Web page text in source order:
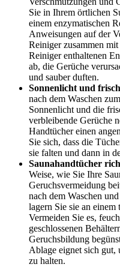
Sie in Ihrem örtlichen
einem enzymatischen
Anweisungen auf der
Reiniger zusammen
Reiniger enthaltenen
ab, die Gerüche
und sauber duften.
Sonnenlicht und
nach dem Waschen
Sonnenlicht und die
verbleibende Gerüche
Handtücher einen
Sie sich, dass die
sie falten und dann in
Saunahandtücher
Weise, wie Sie Ihre
Geruchsvermeidung
nach dem Waschen
lagern Sie sie an
Vermeiden Sie es,
geschlossenen
Geruchsbildung
Ablage eignet sich
zu halten.